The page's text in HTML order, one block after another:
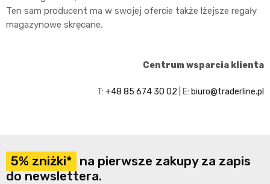
Ten sam producent ma w swojej ofercie także lżejsze regały
magazynowe skręcane.
Centrum wsparcia klienta
T: +48 85 674 30 02 | E: biuro@traderline.pl
5% zniżki* na pierwsze zakupy za zapis
do newslettera.